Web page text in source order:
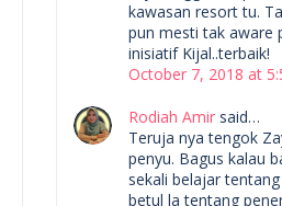
kawasan resort tu.
pun mesti tak aware
inisiatif Kijal..terbaik!
October 7, 2018 at
Rodiah Amir said…
Teruja nya tengok
penyu. Bagus kalau
sekali belajar
betul la tentang